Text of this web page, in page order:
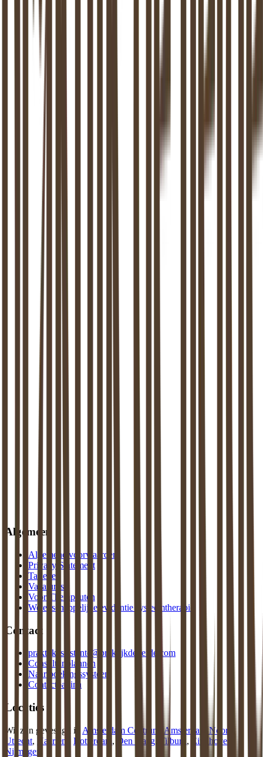
Algemeen
Algemene voorwaarden
Privacy Statement
Tarieven
Vacatures
Voor Therapeuten
Wetenschappelijke evidentie systeemtherapie
Contact
praktijkassistente@praktijkdeliefde.com
Consult inplannen
Naar boekingssysteem
Contactpagina
Locaties
Wij zijn gevestigd in Amsterdam Centrum Amsterdam Noord
Utrecht, Haarlem Rotterdam , Den Haag Tilburg , Eindhoven
Nijmegen